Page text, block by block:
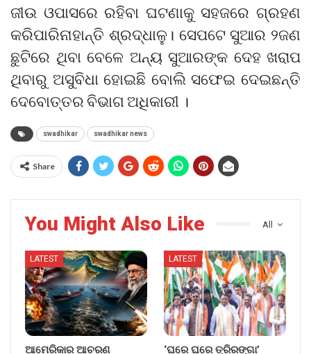
ଜୀଉ ଓପାସରେ ରହିବା ଘଟଣାକୁ ସହଜରେ ଗ୍ରହଣ
କରିପାରିନାହାନ୍ତି ଶ୍ରଦ୍ଧାଳୁ। ସେପଟେ ସୁଆର ୨ଜଣ
ଛୁଟିରେ ଥିବା ବେଳେ ଅନ୍ୟ ସୁଆରଙ୍କ ଦେହ ଖରାପ
ଥିବାରୁ ଅସୁବିଧା ହୋଇଛି ବୋଲି ସଫେଇ ଦେଇଛନ୍ତି
ଦେବୋତ୍ତର ବିଭାଗ ଅଧିକାରୀ ।
swadhikar swadhikar news
Share
All
You Might Also Like
LATEST
ଆମେରିକାର ଆଚରଣ
LATEST
‘ଘରେ ଘରେ ତ୍ରିରଙ୍ଗା’